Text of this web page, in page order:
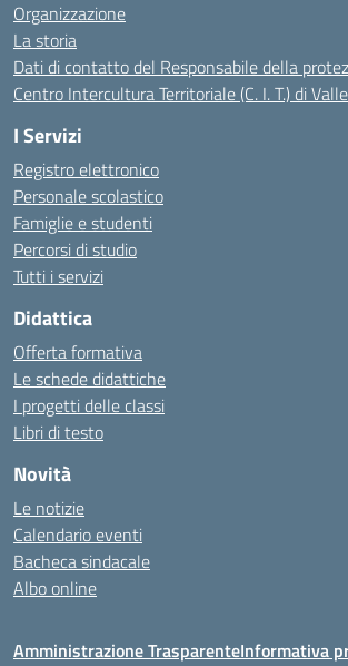
Organizzazione
La storia
Dati di contatto del Responsabile della
Centro Intercultura Territoriale (C. I. T.) di
I Servizi
Registro elettronico
Personale scolastico
Famiglie e studenti
Percorsi di studio
Tutti i servizi
Didattica
Offerta formativa
Le schede didattiche
I progetti delle classi
Libri di testo
Novità
Le notizie
Calendario eventi
Bacheca sindacale
Albo online
Amministrazione TrasparenteInformativa